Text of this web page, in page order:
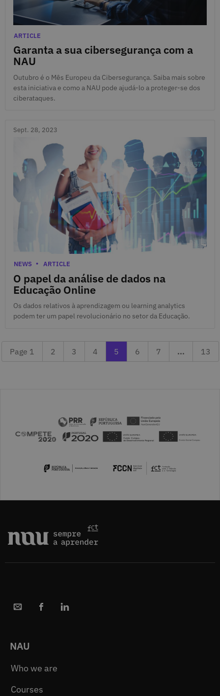
Garanta a sua cibersegurança com a
NAU
Oct. 4, 2023
Categories
ARTICLE
Outubro é o Mês Europeu da Cibersegurança. Saiba mais sobre
esta iniciativa e como a NAU pode ajudá-lo a proteger-se dos
ciberataques.
Sept. 28, 2023
O papel da análise de dados na
Educação Online
Sept. 28, 2023
Categories
NEWS ARTICLE
Os dados relativos à aprendizagem ou learning analytics
podem ter um papel revolucionário no setor da Educação.
Page 1 Page 2
2 Page 3
3 Previous page 4
4 Currently reading page 5
5 Next page 6
6 Page 7
7 ... Last
13
NAU
Who we are
Courses